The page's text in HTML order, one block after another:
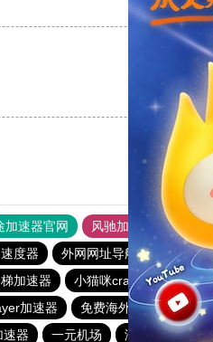
加速器官网 风驰加速器
旋风
度器 外网网址导航 软件中心
加速器 小猫咪crash加速器
加速器 免费海外pvn加速器
速器 一元机场 海鸥加速器